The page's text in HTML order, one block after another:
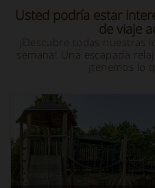
Usted podría estar
de viaje
¡Descubre todas nuestras
semana! Una escapada
¡tenemos lo